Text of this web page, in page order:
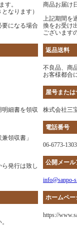
す。
なります）
になる場合
細書を領収
領収書」
発行は致し
商品お届け
上記期間
換をお受け
ございます
返品送料
不良品、商
お客様都合
屋号また
株式会社三
電話番号
06-6773-1303
公開メール
info@sanpo-
ホームペー
https://